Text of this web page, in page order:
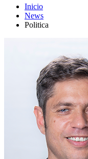
Inicio
News
Politica